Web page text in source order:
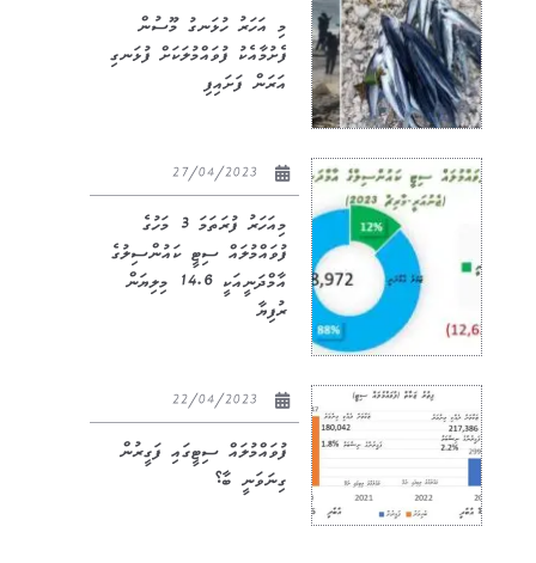
މި އަހަރު ހުޅަނގު މޫސުން
ފެށުމާއެކު ފުވައްމުލަކަށް ފުޅަނގި
އަރަން ފަށައިފި
މިއަހަރު ފުރަތަމަ 3 މަހުގެ
ފުވައްމުލައް ސިޓީ ކައުންސިލުގެ
އާމްދަނީއަކީ 14.6 މިލިޔަން
ރުފިޔާ
ފުވައްމުލައް ސިޓީގައި ފަގީރުން
ގިނަވަނީ ބާ؟